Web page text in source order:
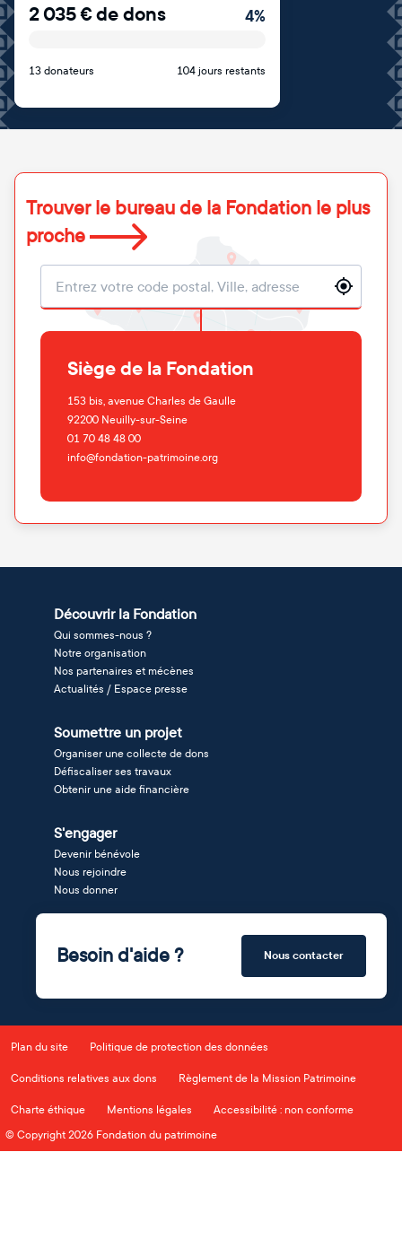
2 035€de dons 4%
13 donateurs 104 jours restants
Trouver le bureau de la Fondation le plus
proche
Localisation
Siège de la Fondation
153 bis, avenue Charles de Gaulle
92200 Neuilly-sur-Seine
01 70 48 48 00
info@fondation-patrimoine.org
Découvrir la Fondation
Qui sommes-nous ?
Notre organisation
Nos partenaires et mécènes
Actualités / Espace presse
Soumettre un projet
Organiser une collecte de dons
Défiscaliser ses travaux
Obtenir une aide financière
S'engager
Devenir bénévole
Nous rejoindre
Nous donner
Besoin d'aide ? Nous contacter
Plan du site Politique de protection des données
Conditions relatives aux dons Règlement de la Mission Patrimoine
Charte éthique Mentions légales
Accessibilité : non conforme
© Copyright 2026 Fondation du patrimoine